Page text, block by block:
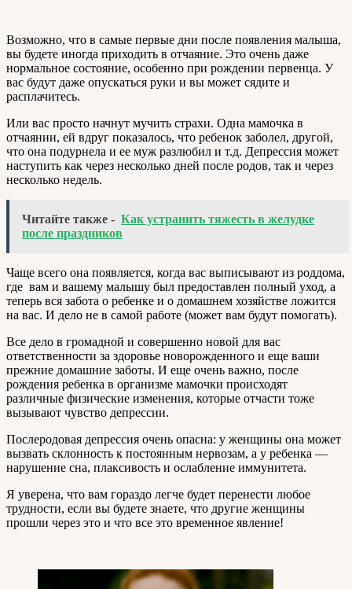
Возможно, что в самые первые дни после появления малыша,
вы будете иногда приходить в отчаяние. Это очень даже
нормальное состояние, особенно при рождении первенца. У
вас будут даже опускаться руки и вы может сядите и
расплачитесь.
Или вас просто начнут мучить страхи. Одна мамочка в
отчаянии, ей вдруг показалось, что ребенок заболел, другой,
что она подурнела и ее муж разлюбил и т.д. Депрессия может
наступить как через несколько дней после родов, так и через
несколько недель.
Читайте также - Как устранить тяжесть в желудке
после праздников
Чаще всего она появляется, когда вас выписывают из роддома,
где вам и вашему малышу был предоставлен полный уход, а
теперь вся забота о ребенке и о домашнем хозяйстве ложится
на вас. И дело не в самой работе (может вам будут помогать).
Все дело в громадной и совершенно новой для вас
ответственности за здоровье новорожденного и еще ваши
прежние домашние заботы. И еще очень важно, после
рождения ребенка в организме мамочки происходят
различные физические изменения, которые отчасти тоже
вызывают чувство депрессии.
Послеродовая депрессия очень опасна: у женщины она может
вызвать склонность к постоянным нервозам, а у ребенка —
нарушение сна, плаксивость и ослабление иммунитета.
Я уверена, что вам гораздо легче будет перенести любое
трудности, если вы будете знаете, что другие женщины
прошли через это и что все это временное явление!